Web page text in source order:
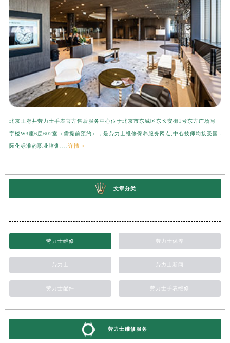
北京王府井劳力士手表官方售后服务中心位于北京市东城区东长安街1号东方广场写
字楼W3座6层602室（需提前预约），是劳力士维修保养服务网点,中心技师均接受国
际化标准的职业培训.... 详情 >
文章分类
劳力士维修 劳力士保养
劳力士 劳力士新闻
劳力士配件 劳力士手表维修
劳力士维修服务